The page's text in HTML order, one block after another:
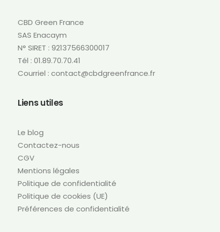
CBD Green France
SAS Enacaym
N° SIRET : 92137566300017
Tél : 01.89.70.70.41
Courriel : contact@cbdgreenfrance.fr
Liens utiles
Le blog
Contactez-nous
CGV
Mentions légales
Politique de confidentialité
Politique de cookies (UE)
Préférences de confidentialité